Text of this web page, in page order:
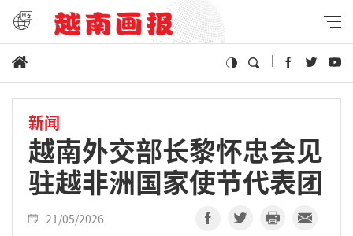
新闻
越南外交部长黎怀忠会见
驻越非洲国家使节代表团
21/05/2026